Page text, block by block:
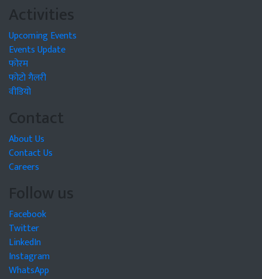
Activities
Upcoming Events
Events Update
फोरम
फोटो गैलरी
वीडियो
Contact
About Us
Contact Us
Careers
Follow us
Facebook
Twitter
LinkedIn
Instagram
WhatsApp